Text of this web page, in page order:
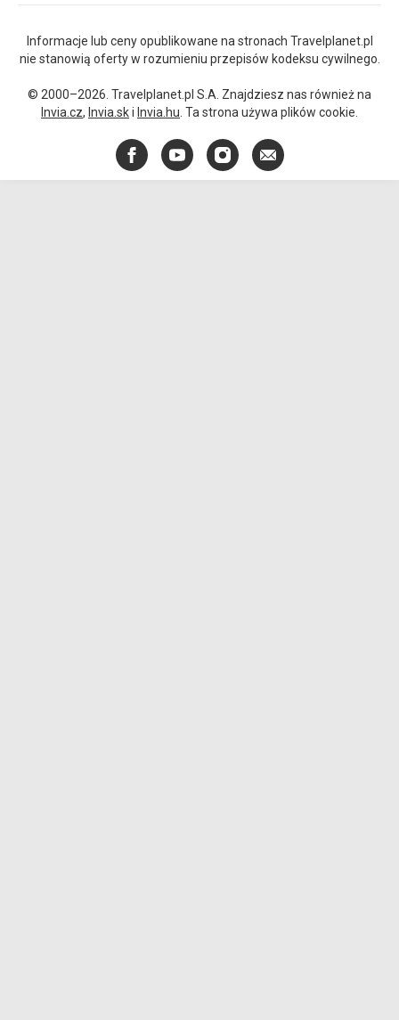
Informacje lub ceny opublikowane na stronach Travelplanet.pl
nie stanowią oferty w rozumieniu przepisów kodeksu cywilnego.
© 2000–2026. Travelplanet.pl S.A. Znajdziesz nas również na
Invia.cz, Invia.ski Invia.hu . Ta strona używa plików cookie.
FacebookYouTubeInstagram
E-
mail